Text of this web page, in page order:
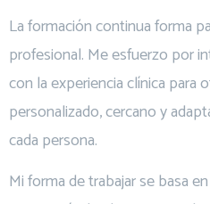
La formación continua forma
profesional. Me esfuerzo por
con la experiencia clínica para
personalizado, cercano y
cada persona.
Mi forma de trabajar se basa